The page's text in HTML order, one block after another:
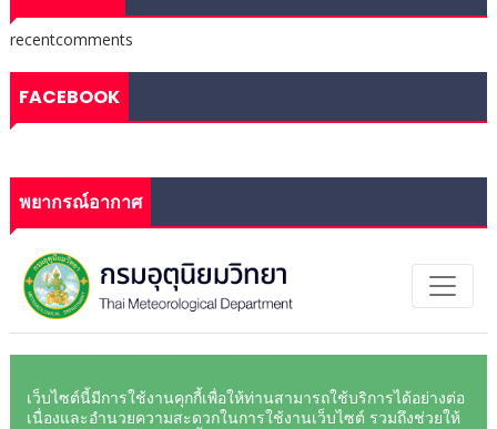
recentcomments
FACEBOOK
พยากรณ์อากาศ